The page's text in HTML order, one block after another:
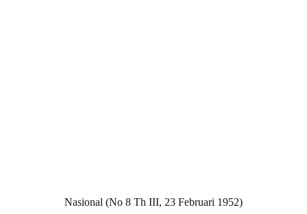
Nasional (No 8 Th III, 23 Februari 1952)